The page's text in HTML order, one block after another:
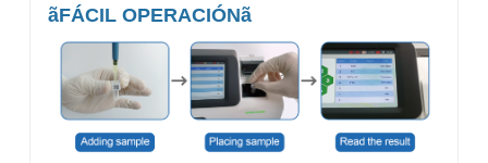
ãFÁCIL OPERACIÓNã